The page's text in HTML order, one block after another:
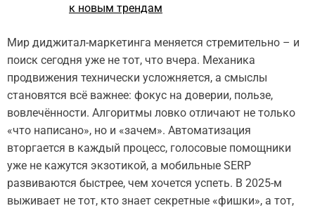
к новым трендам
Мир диджитал-маркетинга меняется стремительно – и
поиск сегодня уже не тот, что вчера. Механика
продвижения технически усложняется, а смыслы
становятся всё важнее: фокус на доверии, пользе,
вовлечённости. Алгоритмы ловко отличают не только
«что написано», но и «зачем». Автоматизация
вторгается в каждый процесс, голосовые помощники
уже не кажутся экзотикой, а мобильные SERP
развиваются быстрее, чем хочется успеть. В 2025-м
выживает не тот, кто знает секретные «фишки», а тот,